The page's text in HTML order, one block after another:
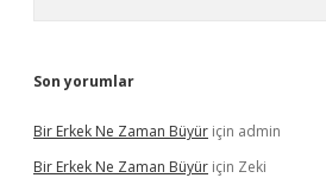
Son yorumlar
Bir Erkek Ne Zaman Büyür için admin
Bir Erkek Ne Zaman Büyür için Zeki